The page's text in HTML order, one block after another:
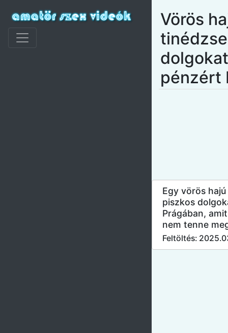
Vörös
pénzért
Egy vörös
piszkos
Prágában,
nem tenne
Feltöltés: